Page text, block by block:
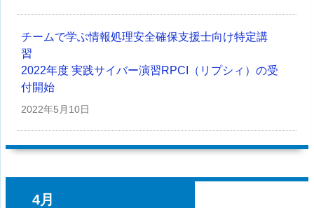
チームで学ぶ情報処理安全確保支援士向け特定講
習
2022年度 実践サイバー演習RPCI（リプシィ）の受
付開始
2022年5月10日
4月